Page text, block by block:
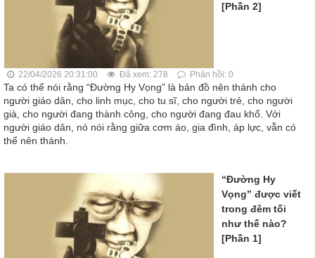
[Phần 2]
22/04/2026 20:31:00 Đã xem: 278 Phản hồi: 0
Ta có thể nói rằng “Đường Hy Vọng” là bản đồ nên thánh cho
người giáo dân, cho linh mục, cho tu sĩ, cho người trẻ, cho người
già, cho người đang thành công, cho người đang đau khổ. Với
người giáo dân, nó nói rằng giữa cơm áo, gia đình, áp lực, vẫn có
thể nên thánh.
“Đường Hy
Vọng” được viết
trong đêm tối
như thế nào?
[Phần 1]